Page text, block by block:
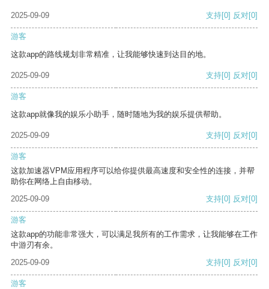
2025-09-09 支持[0] 反对[0]
游客
这款app的路线规划非常精准，让我能够快速到达目的地。
2025-09-09 支持[0] 反对[0]
游客
这款app就像我的娱乐小助手，随时随地为我的娱乐提供帮助。
2025-09-09 支持[0] 反对[0]
游客
这款加速器VPM应用程序可以给你提供最高速度和安全性的连接，并帮
助你在网络上自由移动。
2025-09-09
支持[0] 反对[0]
游客
这款app的功能非常强大，可以满足我所有的工作需求，让我能够在工作
中游刃有余。
2025-09-09
支持[0] 反对[0]
游客